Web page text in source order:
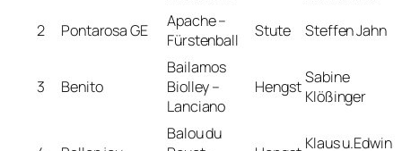
2
Pontarosa GE
Apache –
Fürstenball
Stute Steffen Jahn
3 Benito
Bailamos
Biolley –
Lanciano
Hengst Sabine
Klößinger
Balou du
Klaus u.Edwin